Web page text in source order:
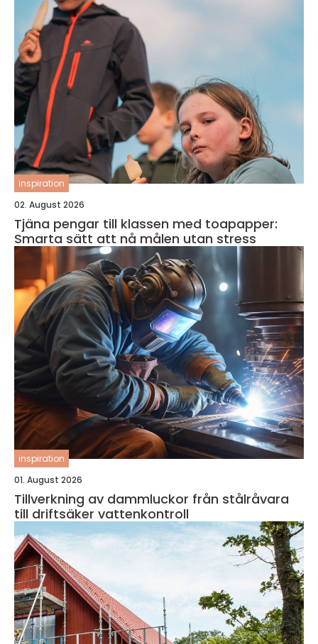
inspiration
02. August 2026
Tjäna pengar till klassen med toapapper:
Smarta sätt att nå målen utan stress
inspiration
01. August 2026
Tillverkning av dammluckor från stålråvara
till driftsäker vattenkontroll